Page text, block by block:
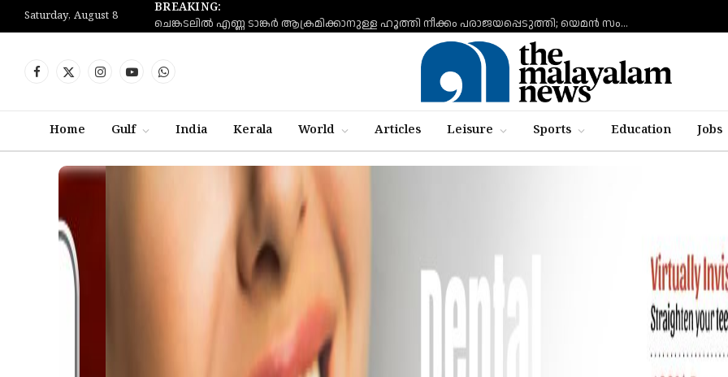
Saturday, August 8
BREAKING:
ചെങ്കടലില്‍ എണ്ണ ടാങ്കര്‍ ആക്രമിക്കാനുള്ള ഹൂത്തി നീക്കം പരാജയപ്പെടുത്തി; യെമൻ സംഘർഷത്തിലേക്ക് നീങ്ങുന്നുവെന്ന് യു.എൻ മുന്നറിയിപ്പ്
Facebook
X
InstagramYouTubeWhatsApp
Home Gulf India Kerala World Articles Leisure Sports Education Jobs